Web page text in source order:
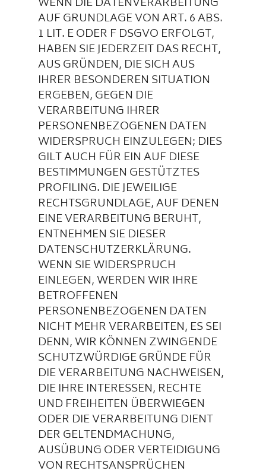
AUF GRUNDLAGE VON ART. 6 ABS.
1 LIT. E ODER F DSGVO ERFOLGT,
HABEN SIE JEDERZEIT DAS RECHT,
AUS GRÜNDEN, DIE SICH AUS
IHRER BESONDEREN SITUATION
ERGEBEN, GEGEN DIE
VERARBEITUNG IHRER
PERSONENBEZOGENEN DATEN
WIDERSPRUCH EINZULEGEN; DIES
GILT AUCH FÜR EIN AUF DIESE
BESTIMMUNGEN GESTÜTZTES
PROFILING. DIE JEWEILIGE
RECHTSGRUNDLAGE, AUF DENEN
EINE VERARBEITUNG BERUHT,
ENTNEHMEN SIE DIESER
DATENSCHUTZERKLÄRUNG.
WENN SIE WIDERSPRUCH
EINLEGEN, WERDEN WIR IHRE
BETROFFENEN
PERSONENBEZOGENEN DATEN
NICHT MEHR VERARBEITEN, ES SEI
DENN, WIR KÖNNEN ZWINGENDE
SCHUTZWÜRDIGE GRÜNDE FÜR
DIE VERARBEITUNG NACHWEISEN,
DIE IHRE INTERESSEN, RECHTE
UND FREIHEITEN ÜBERWIEGEN
ODER DIE VERARBEITUNG DIENT
DER GELTENDMACHUNG,
AUSÜBUNG ODER VERTEIDIGUNG
VON RECHTSANSPRÜCHEN